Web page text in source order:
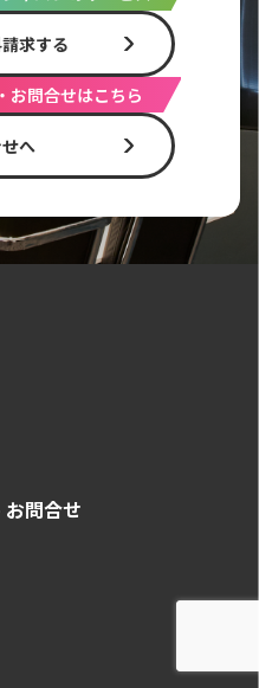
求する
お問合せはこちら
へ
お問合せ